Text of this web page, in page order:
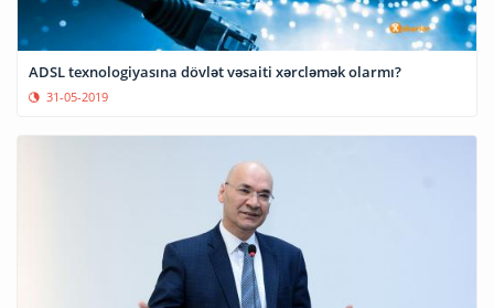
ADSL texnologiyasına dövlət vəsaiti xərcləmək olarmı?
31-05-2019